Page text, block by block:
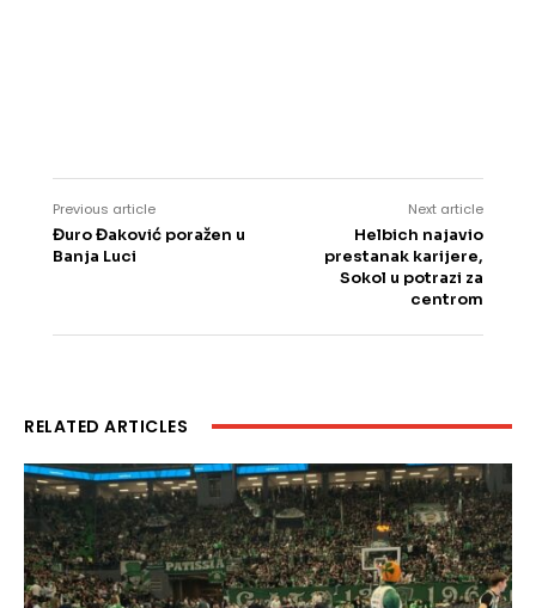
Previous article
Đuro Đaković poražen u
Banja Luci
Next article
Helbich najavio
prestanak karijere,
Sokol u potrazi za
centrom
RELATED ARTICLES